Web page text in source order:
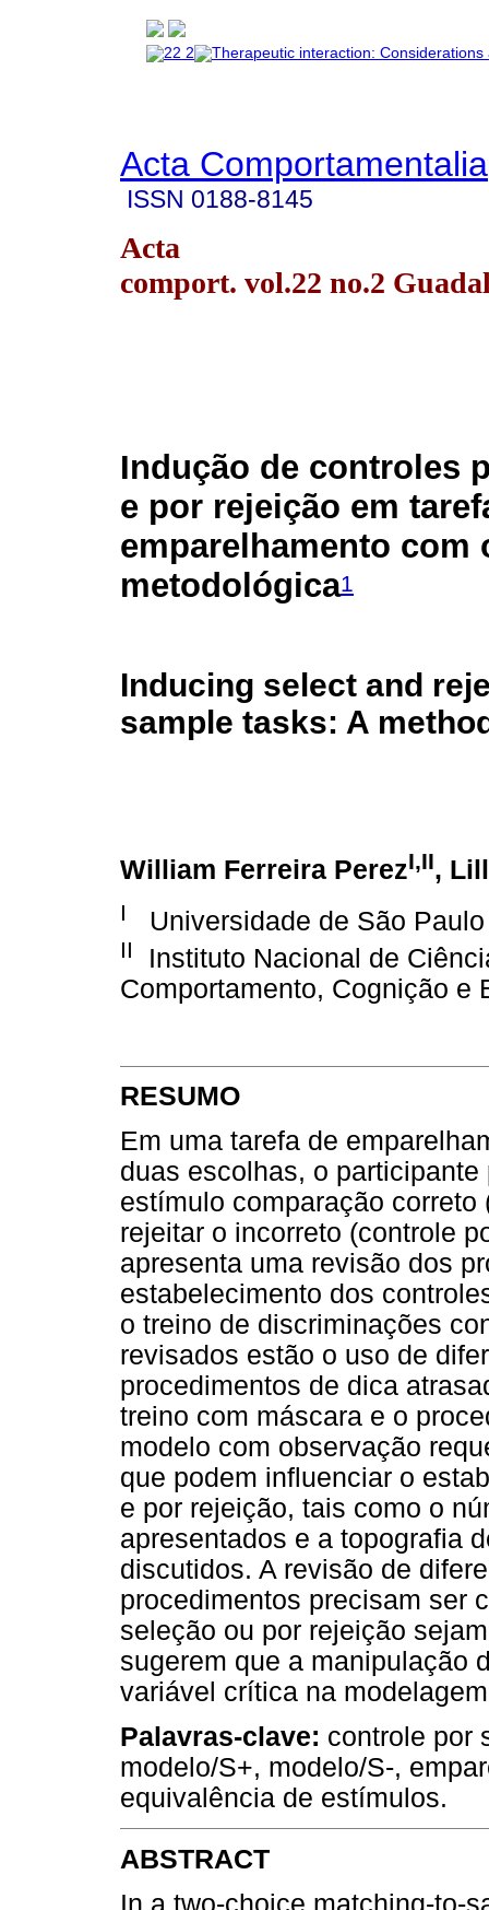
Acta Comportamentalia
ISSN 0188-8145
Acta
comport. vol.22 no.2
Indução de controles
e por rejeição em
emparelhamento com
metodológica1
Inducing select and
sample tasks: A
William Ferreira PerezI,II,
I Universidade de São Paulo
II
Instituto Nacional de
Comportamento, Cognição e
RESUMO
Em uma tarefa de
duas escolhas, o
estímulo comparação
rejeitar o incorreto (controle
apresenta uma revisão dos
estabelecimento dos
o treino de discriminações
revisados estão o uso de
procedimentos de dica
treino com máscara e o
modelo com observação
que podem influenciar o
e por rejeição, tais como o
apresentados e a topografia
discutidos. A revisão de
procedimentos precisam ser
seleção ou por rejeição
sugerem que a manipulação
variável crítica na
Palavras-clave: controle por
modelo/S+, modelo/S-,
equivalência de estímulos.
ABSTRACT
In a two-choice matching-to-